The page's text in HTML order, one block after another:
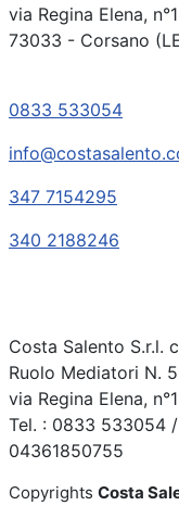
via Regina Elena,
73033 - Corsano
0833 533054
347 7154295
340 2188246
Costa Salento S.r.l.
Ruolo Mediatori N.
via Regina Elena,
Tel. : 0833 533054
04361850755
Copyrights Costa